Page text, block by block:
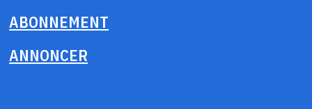
ABONNEMENT
ANNONCER